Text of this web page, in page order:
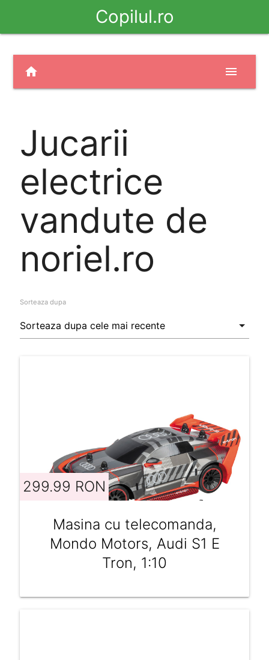
Copilul.ro
home menu
Jucarii
electrice
vandute de
noriel.ro
Sorteaza dupa
299.99 RON
Masina cu telecomanda,
Mondo Motors, Audi S1 E
Tron, 1:10